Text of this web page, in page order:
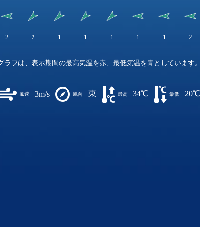
2 2 1 1 1 1 1 2
ラフは、表示期間の最高気温を赤、最低気温を青としています。
風速 3m/s 風向 東 最高 34℃ 最低 20℃